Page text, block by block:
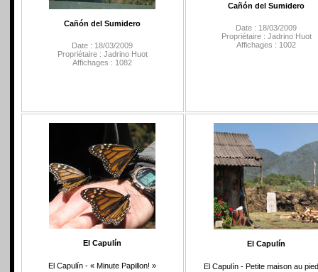
Cañón del Sumidero
Date : 18/03/2009
Propriétaire : Jadrino Huot
Affichages : 1082
Cañón del Sumidero
Date : 18/03/2009
Propriétaire : Jadrino Huot
Affichages : 1002
El Capulín
El Capulín - « Minute Papillon! »
El Capulín
El Capulín - Petite maison au